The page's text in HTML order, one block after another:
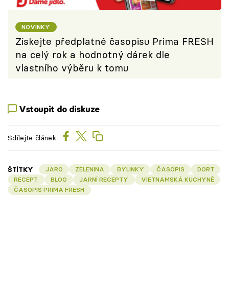
NOVINKY
Získejte předplatné časopisu Prima FRESH
na celý rok a hodnotný dárek dle
vlastního výběru k tomu
Vstoupit do diskuze
Sdílejte článek
ŠTÍTKY JARO ZELENINA BYLINKY ČASOPIS
DORT
RECEPT
BLOG JARNÍ RECEPTY
VIETNAMSKÁ KUCHYNĚ
ČASOPIS PRIMA FRESH